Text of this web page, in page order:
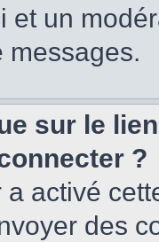
et un
messages.
sur le
?
a activé
des